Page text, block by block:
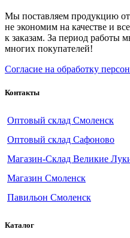
Мы поставляем продукцию
не экономим на качестве и
к заказам. За период работы
многих покупателей!
Согласие на обработку
Контакты
Оптовый склад Смоленск
Оптовый склад Сафоново
Магазин-Склад Великие
Магазин Смоленск
Павильон Смоленск
Каталог